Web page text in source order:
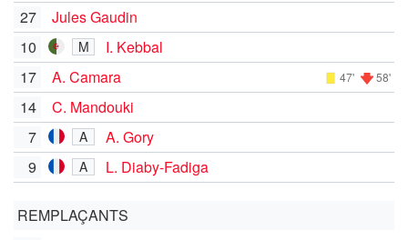
27
Jules Gaudin
10
M
I. Kebbal
17
A. Camara 47' 58'
14
C. Mandouki
7
A
A. Gory
9
A L. Diaby-Fadiga
REMPLAÇANTS